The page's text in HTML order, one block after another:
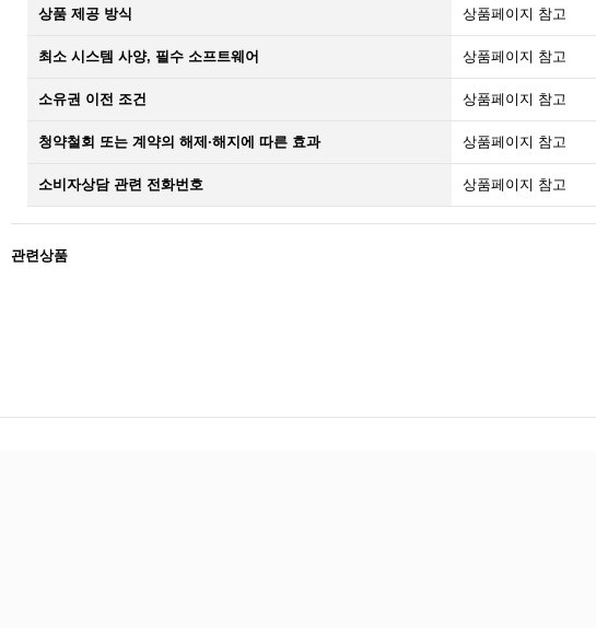
상품 제공 방식 상품페이지 참고
최소 시스템 사양, 필수 소프트웨어 상품페이지 참고
소유권 이전 조건 상품페이지 참고
청약철회 또는 계약의 해제·해지에 따른 효과 상품페이지 참고
소비자상담 관련 전화번호 상품페이지 참고
관련상품